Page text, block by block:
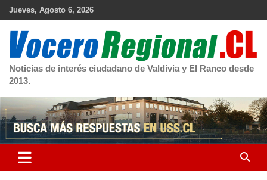
Skip
Jueves, Agosto 6, 2026
Noticias de interés ciudadano de Valdivia y El Ranco desde
2013.